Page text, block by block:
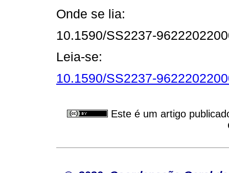
Onde se lia:
10.1590/SS2237-
Leia-se:
10.1590/SS2237-
Este é um artigo